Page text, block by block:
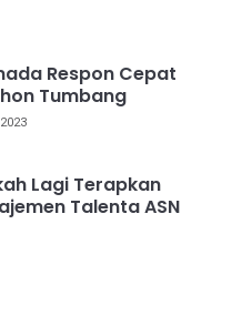
Respon Cepat
Tumbang
Lagi Terapkan
Talenta ASN